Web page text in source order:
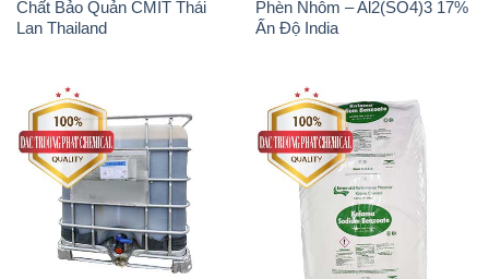
Chất Bảo Quản CMIT Thái
Lan Thailand
Phèn Nhôm – Al2(SO4)3 17%
Ấn Độ India